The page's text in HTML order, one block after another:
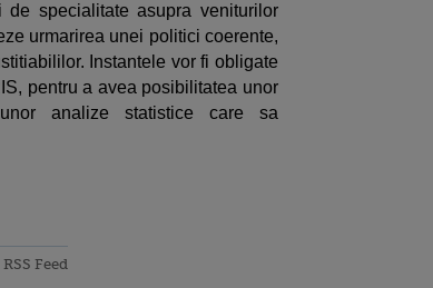
specialitate asupra veniturilor
urmarirea unei politici coerente,
Instantele vor fi obligate
pentru a avea posibilitatea unor
analize statistice care sa
RSS Feed